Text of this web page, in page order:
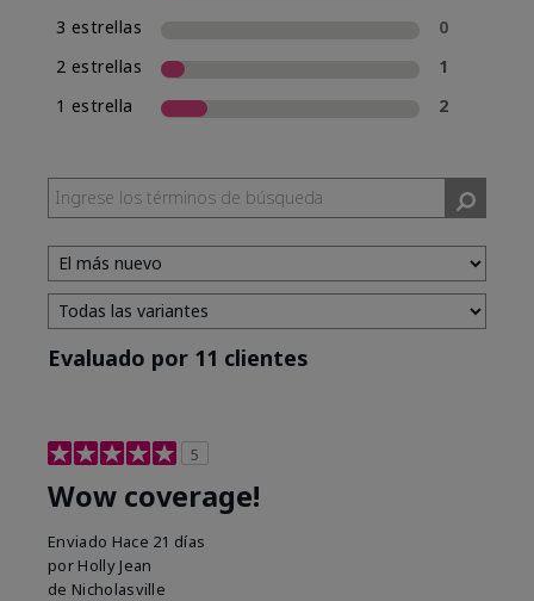
3 estrellas
0
2 estrellas
1
1 estrella
2
Evaluado por 11 clientes
5
Wow coverage!
Enviado Hace 21 días
por Holly Jean
de Nicholasville